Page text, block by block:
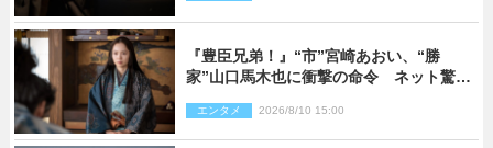
『豊臣兄弟！』“市”宮崎あおい、“勝
家”山口馬木也に衝撃の命令 ネット驚き
あり）
エンタメ 2026/8/10 15:00